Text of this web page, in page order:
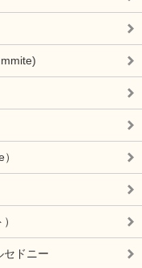
セドニー